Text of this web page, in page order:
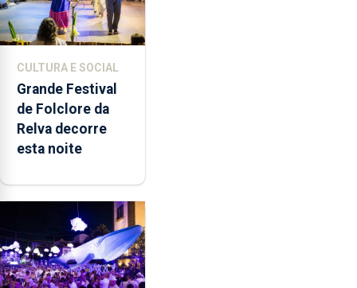
CULTURA E SOCIAL
Grande Festival
de Folclore da
Relva decorre
esta noite